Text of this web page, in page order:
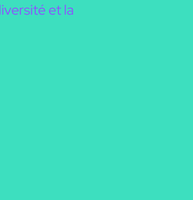
et la